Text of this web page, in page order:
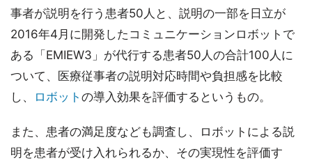
事者が説明を行う患者50人と、説明の一部を日立が
2016年4月に開発したコミュニケーションロボットで
ある「EMIEW3」が代行する患者50人の合計100人に
ついて、医療従事者の説明対応時間や負担感を比較
し、
ロボット の導入効果を評価するというもの。
また、患者の満足度なども調査し、ロボットによる説
明を患者が受け入れられるか、その実現性を評価す